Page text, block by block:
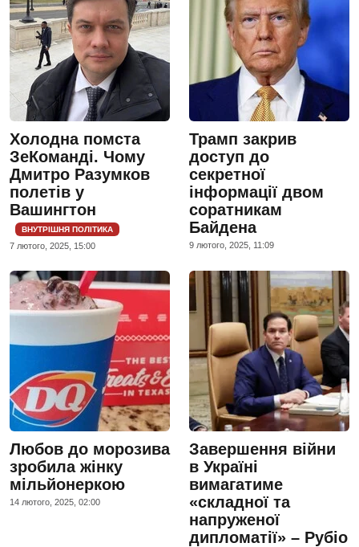
Холодна помста
ЗеКоманді. Чому
Дмитро Разумков
полетів у
Вашингтон
ВНУТРІШНЯ ПОЛІТИКА
7 лютого, 2025, 15:00
Трамп закрив
доступ до
секретної
інформації двом
соратникам
Байдена
9 лютого, 2025, 11:09
Любов до морозива
зробила жінку
мільйонеркою
14 лютого, 2025, 02:00
Завершення війни
в Україні
вимагатиме
«складної та
напруженої
дипломатії» – Рубіо